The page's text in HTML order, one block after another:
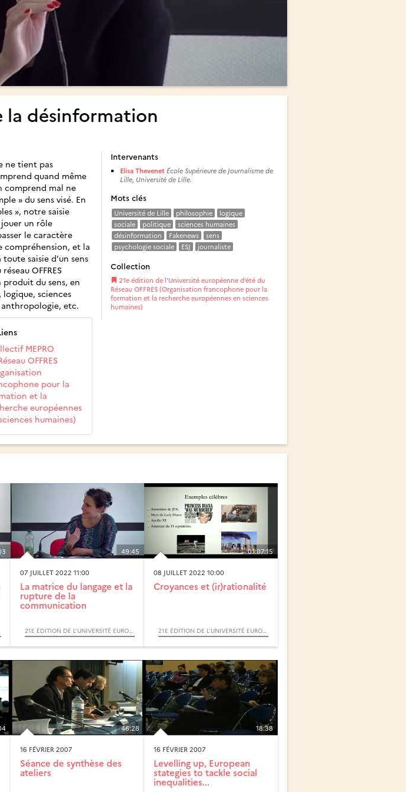
la désinformation
ne tient pas
quand même
comprend mal ne
» du sens visé. En
», notre saisie
jouer un rôle
le caractère
compréhension, et la
saisie d’un sens
OFFRES
du sens, en
sciences
etc.
MEPRO
OFFRES
pour la
et la
européennes
humaines)
Intervenants
Elisa Thevenet École Supérieure de Journalisme de
Lille, Université de Lille.
Mots clés
Université de Lille philosophie
logique
sociale
politique
sciences humaines
désinformation
Fakenews
sens
psychologie sociale
ESJ journaliste
Collection
21e édition de l’Université européenne d’été du
Réseau OFFRES (Organisation francophone pour la
formation et la recherche européennes en sciences
humaines)
49:45
07 JUILLET 2022 11:00
La matrice du langage et la
rupture de la
communication
21E ÉDITION DE L’UNIVERSITÉ EUROPÉENNE D’ÉTÉ DU RÉSEAU OFFRES (ORGANISATION FRANCOPHONE POUR LA FORMATION ET LA RECHERCHE EUROPÉENNES EN SCIENCES HUMAINES)
01:07:15
08 JUILLET 2022 10:00
Croyances et (ir)rationalité
21E ÉDITION DE L’UNIVERSITÉ EUROPÉENNE D’ÉTÉ DU RÉSEAU OFFRES (ORGANISATION FRANCOPHONE POUR LA FORMATION ET LA RECHERCHE EUROPÉENNES EN SCIENCES HUMAINES)
46:28
16 FÉVRIER 2007
Séance de synthèse des
ateliers
18:38
16 FÉVRIER 2007
Levelling up, European
stategies to tackle social
inequalities...